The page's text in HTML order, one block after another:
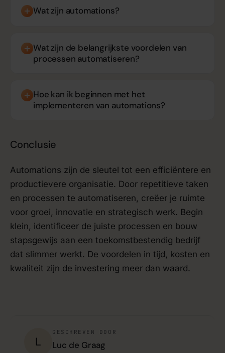
Wat zijn automations?
Wat zijn de belangrijkste voordelen van
processen automatiseren?
Hoe kan ik beginnen met het
implementeren van automations?
Conclusie
Automations zijn de sleutel tot een efficiëntere en
productievere organisatie. Door repetitieve taken
en processen te automatiseren, creëer je ruimte
voor groei, innovatie en strategisch werk. Begin
klein, identificeer de juiste processen en bouw
stapsgewijs aan een toekomstbestendig bedrijf
dat slimmer werkt. De voordelen in tijd, kosten en
kwaliteit zijn de investering meer dan waard.
L
GESCHREVEN DOOR
Luc de Graag